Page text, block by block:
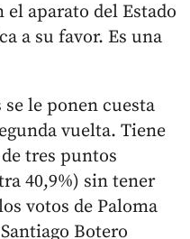
el aparato del Estado
a su favor. Es una
le ponen cuesta
vuelta. Tiene
tres puntos
40,9%) sin tener
votos de Paloma
Botero